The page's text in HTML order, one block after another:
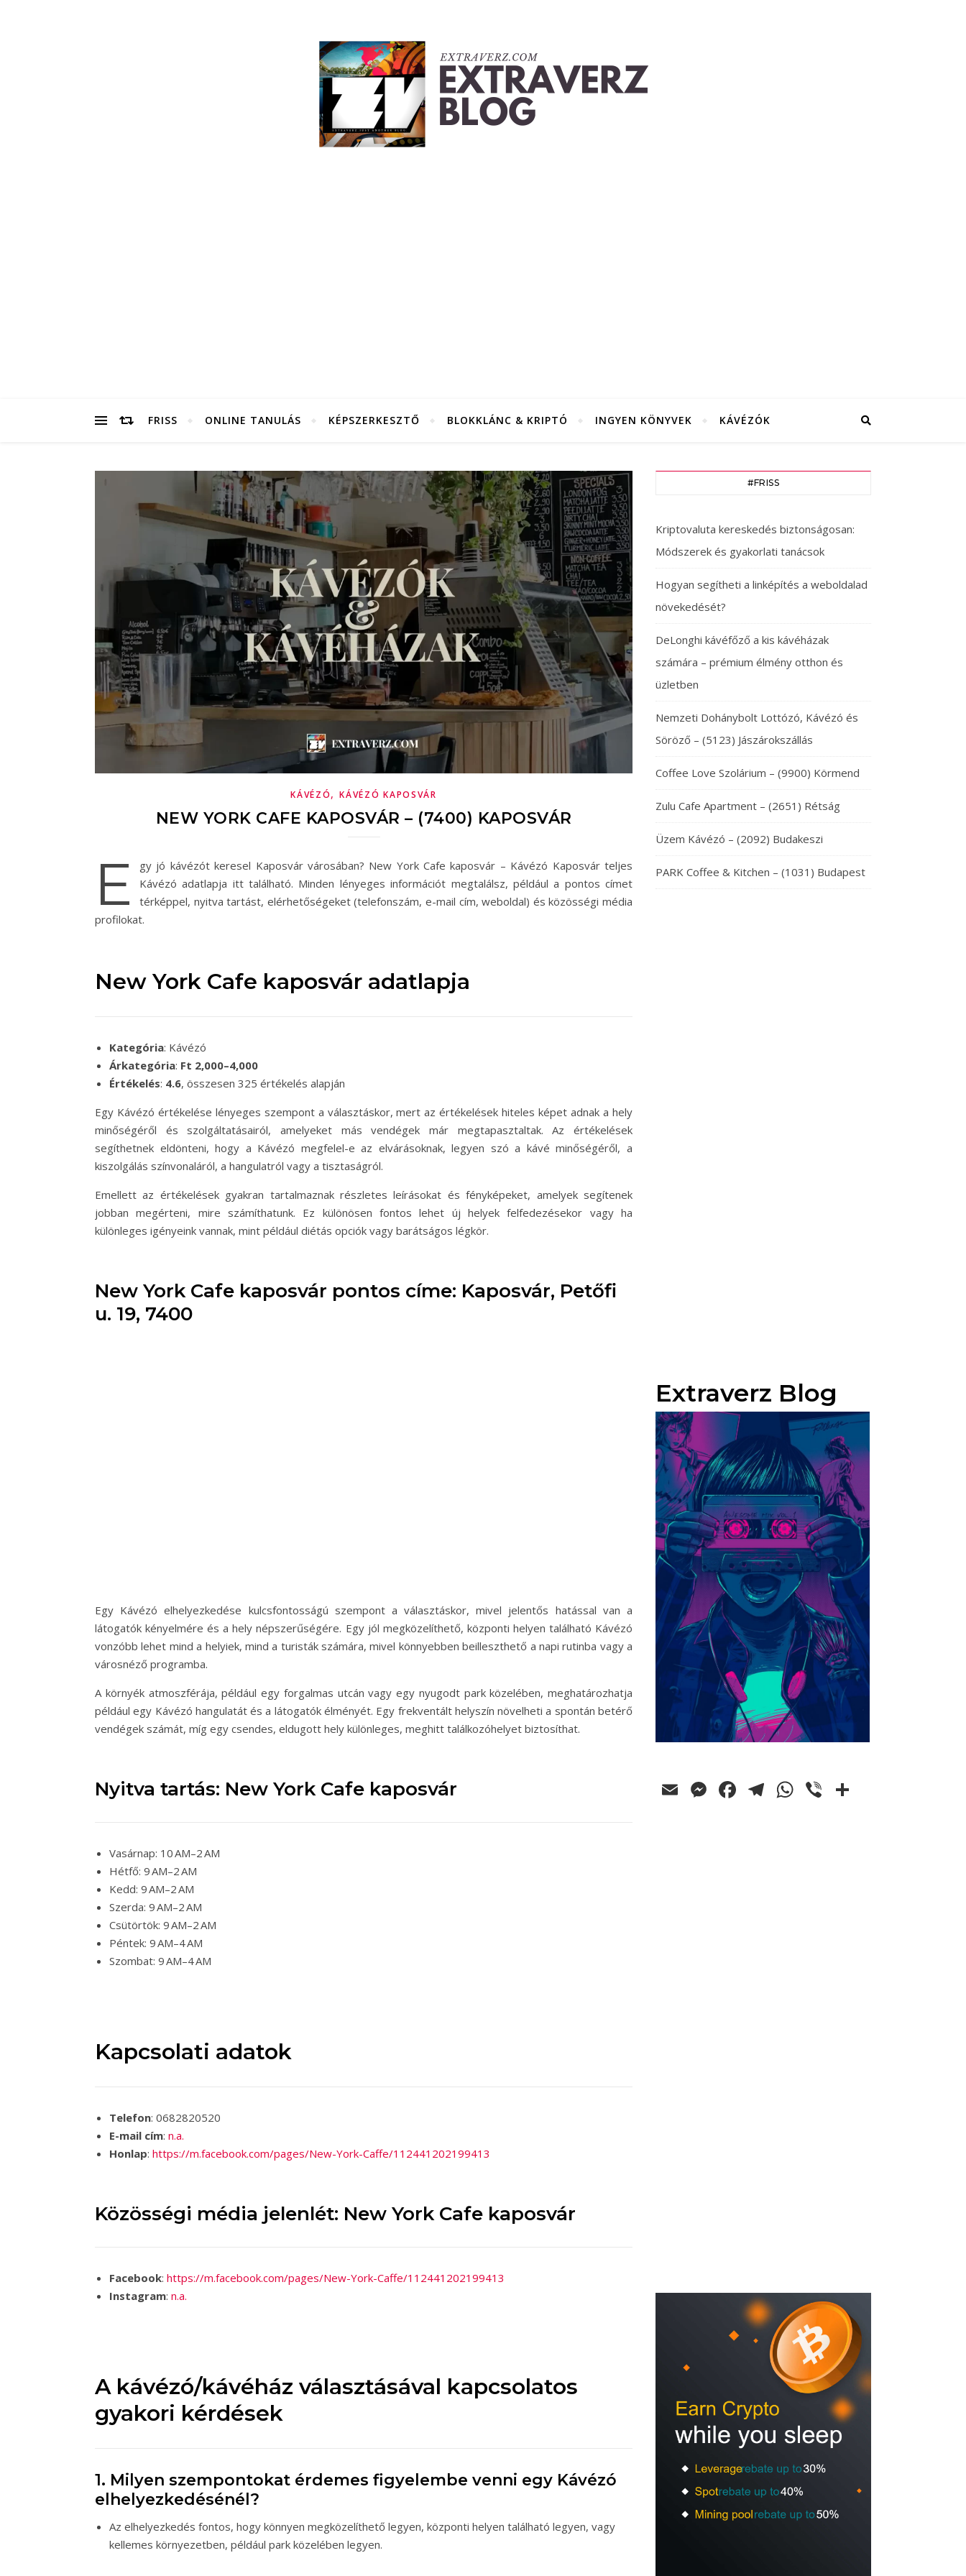
FRISS ONLINE TANULÁS KÉPSZERKESZTŐ BLOKKLÁNC & KRIPTÓ INGYEN KÖNYVEK KÁVÉZÓK
KÁVÉZÓ,KÁVÉZÓ KAPOSVÁR
NEW YORK CAFE KAPOSVÁR – (7400) KAPOSVÁR
E
gy jó kávézót keresel Kaposvár városában? New York Cafe kaposvár – Kávézó Kaposvár teljes
Kávézó adatlapja itt található. Minden lényeges információt megtalálsz, például a pontos címet
térképpel, nyitva tartást, elérhetőségeket (telefonszám, e-mail cím, weboldal) és közösségi média
profilokat.
New York Cafe kaposvár adatlapja
Kategória: Kávézó
Árkategória: Ft 2,000–4,000
Értékelés: 4.6, összesen 325 értékelés alapján
Egy Kávézó értékelése lényeges szempont a választáskor, mert az értékelések hiteles képet adnak a hely
minőségéről és szolgáltatásairól, amelyeket más vendégek már megtapasztaltak. Az értékelések
segíthetnek eldönteni, hogy a Kávézó megfelel-e az elvárásoknak, legyen szó a kávé minőségéről, a
kiszolgálás színvonaláról, a hangulatról vagy a tisztaságról.
Emellett az értékelések gyakran tartalmaznak részletes leírásokat és fényképeket, amelyek segítenek
jobban megérteni, mire számíthatunk. Ez különösen fontos lehet új helyek felfedezésekor vagy ha
különleges igényeink vannak, mint például diétás opciók vagy barátságos légkör.
New York Cafe kaposvár pontos címe: Kaposvár, Petőfi
u. 19, 7400
Egy Kávézó elhelyezkedése kulcsfontosságú szempont a választáskor, mivel jelentős hatással van a
látogatók kényelmére és a hely népszerűségére. Egy jól megközelíthető, központi helyen található Kávézó
vonzóbb lehet mind a helyiek, mind a turisták számára, mivel könnyebben beilleszthető a napi rutinba vagy a
városnéző programba.
A környék atmoszférája, például egy forgalmas utcán vagy egy nyugodt park közelében, meghatározhatja
például egy Kávézó hangulatát és a látogatók élményét. Egy frekventált helyszín növelheti a spontán betérő
vendégek számát, míg egy csendes, eldugott hely különleges, meghitt találkozóhelyet biztosíthat.
Nyitva tartás: New York Cafe kaposvár
Vasárnap: 10 AM–2 AM
Hétfő: 9 AM–2 AM
Kedd: 9 AM–2 AM
Szerda: 9 AM–2 AM
Csütörtök: 9 AM–2 AM
Péntek: 9 AM–4 AM
Szombat: 9 AM–4 AM
Kapcsolati adatok
Telefon: 0682820520
E-mail cím: n.a.
Honlap: https://m.facebook.com/pages/New-York-Caffe/112441202199413
Közösségi média jelenlét: New York Cafe kaposvár
Facebook: https://m.facebook.com/pages/New-York-Caffe/112441202199413
Instagram: n.a.
A kávézó/kávéház választásával kapcsolatos
gyakori kérdések
1. Milyen szempontokat érdemes figyelembe venni egy Kávézó
elhelyezkedésénél?
Az elhelyezkedés fontos, hogy könnyen megközelíthető legyen, központi helyen található legyen, vagy
kellemes környezetben, például park közelében legyen.
#FRISS
Kriptovaluta kereskedés biztonságosan:
Módszerek és gyakorlati tanácsok
Hogyan segítheti a linképítés a weboldalad
növekedését?
DeLonghi kávéfőző a kis kávéházak
számára – prémium élmény otthon és
üzletben
Nemzeti Dohánybolt Lottózó, Kávézó és
Söröző – (5123) Jászárokszállás
Coffee Love Szolárium – (9900) Körmend
Zulu Cafe Apartment – (2651) Rétság
Üzem Kávézó – (2092) Budakeszi
PARK Coffee & Kitchen – (1031) Budapest
Extraverz Blog
EmailMessenger
Facebook
Telegram
WhatsApp
Viber